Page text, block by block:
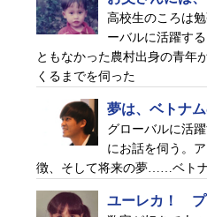
高校生のころは
ーバルに活躍す
ともなかった農村出身の青年
くるまでを伺った
夢は、ベトナ
グローバルに活
にお話を伺う。
徴、そして将来の夢……ベトナ
ユーレカ！ プ